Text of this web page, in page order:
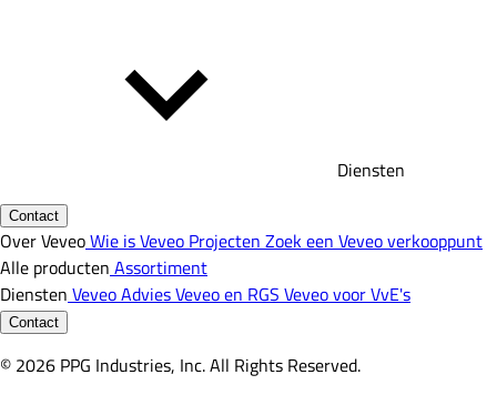
Diensten
Contact
Over VeveoWie is Veveo Projecten Zoek een Veveo verkooppunt
Alle producten Assortiment
Diensten Veveo AdviesVeveo en RGS Veveo voor VvE's
Contact
© 2026 PPG Industries, Inc. All Rights Reserved.